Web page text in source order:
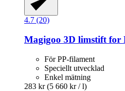
4.7 (20)
Magigoo 3D limstift for
För PP-filament
Speciellt utvecklad
Enkel mätning
283 kr (5 660 kr / l)